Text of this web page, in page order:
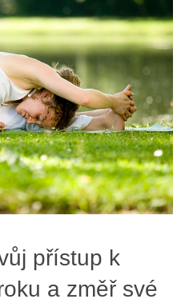
přístup k
a změř ​své